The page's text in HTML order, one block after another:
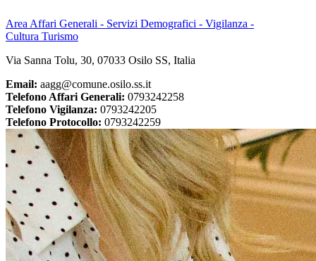
Area Affari Generali - Servizi Demografici - Vigilanza -
Cultura Turismo
Via Sanna Tolu, 30, 07033 Osilo SS, Italia
Email: aagg@comune.osilo.ss.it
Telefono Affari Generali: 0793242258
Telefono Vigilanza: 0793242205
Telefono Protocollo: 0793242259